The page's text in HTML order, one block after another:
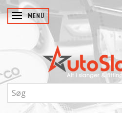
SKIFTE NAVIGATION
MENU